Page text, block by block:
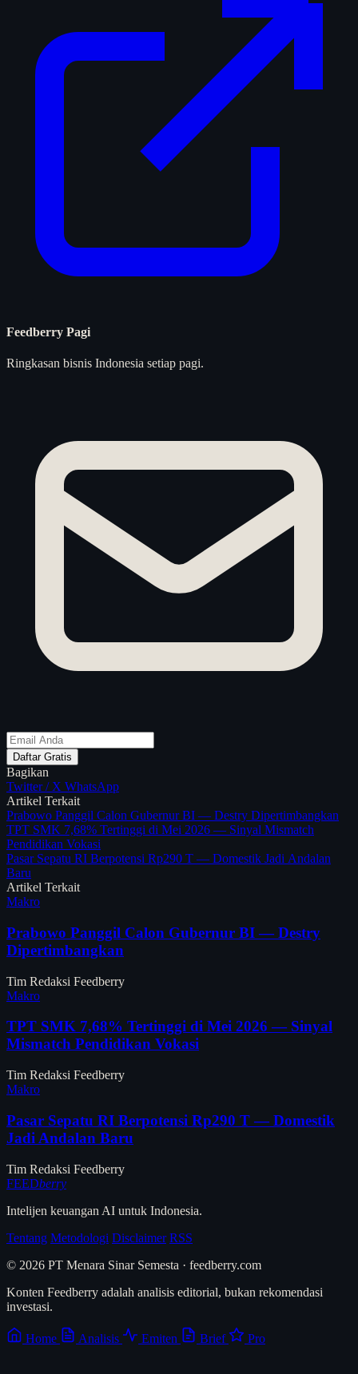
Feedberry Pagi
Ringkasan bisnis Indonesia setiap pagi.
Daftar Gratis
Bagikan
Twitter / X WhatsApp
Artikel Terkait
Prabowo Panggil Calon Gubernur BI — Destry Dipertimbangkan
TPT SMK 7,68% Tertinggi di Mei 2026 — Sinyal Mismatch
Pendidikan Vokasi
Pasar Sepatu RI Berpotensi Rp290 T — Domestik Jadi Andalan
Baru
Artikel Terkait
Makro
Prabowo Panggil Calon Gubernur BI — Destry
Dipertimbangkan
Tim Redaksi Feedberry
Makro
TPT SMK 7,68% Tertinggi di Mei 2026 — Sinyal
Mismatch Pendidikan Vokasi
Tim Redaksi Feedberry
Makro
Pasar Sepatu RI Berpotensi Rp290 T — Domestik
Jadi Andalan Baru
Tim Redaksi Feedberry
FEEDberry
Intelijen keuangan AI untuk Indonesia.
Tentang Metodologi Disclaimer RSS
© 2026 PT Menara Sinar Semesta · feedberry.com
Konten Feedberry adalah analisis editorial, bukan rekomendasi
investasi.
Home Analisis Emiten Brief Pro